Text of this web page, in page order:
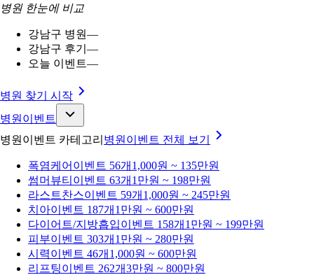
병원 한눈에 비교
강남구 병원—
강남구 후기 —
오늘 이벤트—
병원 찾기 시작
병원이벤트
병원이벤트 카테고리 병원이벤트 전체 보기
폭염케어 이벤트 56개 1,000원 ~ 135만원
썸머뷰티 이벤트 63개 1만원 ~ 198만원
라스트찬스이벤트 59개 1,000원 ~ 245만원
치아이벤트 187개 1만원 ~ 600만원
다이어트/지방흡입이벤트 158개 1만원 ~ 199만원
피부이벤트 303개 1만원 ~ 280만원
시력이벤트 46개 1,000원 ~ 600만원
리프팅이벤트 262개3만원 ~ 800만원